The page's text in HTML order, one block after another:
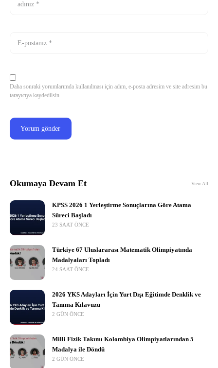
Daha sonraki yorumlarımda kullanılması için adım, e-posta adresim ve site adresim bu
tarayıcıya kaydedilsin.
Okumaya Devam Et View All
KPSS 2026 1 Yerleştirme Sonuçlarına Göre Atama
Süreci Başladı
23 SAAT ÖNCE
Türkiye 67 Uluslararası Matematik Olimpiyatında
Madalyaları Topladı
24 SAAT ÖNCE
2026 YKS Adayları İçin Yurt Dışı Eğitimde Denklik ve
Tanıma Kılavuzu
2 GÜN ÖNCE
Milli Fizik Takımı Kolombiya Olimpiyatlarından 5
Madalya ile Döndü
2 GÜN ÖNCE